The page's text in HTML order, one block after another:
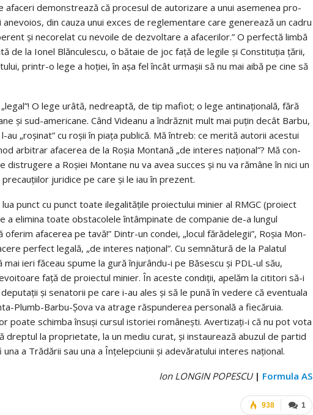
afaceri demonstrează că procesul de autorizare a unui asemenea pro­
din cauza unui exces de reglementare care gene­rează un cadru
şi necorelat cu nevoile de dezvoltare a afa­cerilor.” O perfectă limbă
de la Ionel Blănculescu, o bătaie de joc faţă de legile şi Constituţia ţării,
printr-o lege a hoţiei, în aşa fel încât urmaşii să nu mai aibă pe cine să
O lege urâtă, nedreaptă, de tip mafiot; o lege antinaţională, fără
şi sud-ame­ricane. Când Videanu a îndrăznit mult mai pu­ţin decât Barbu,
au „roşinat” cu roşii în piaţa publică. Mă întreb: ce merită autorii acestui
arbitrar afacerea de la Roşia Montană „de interes naţional”? Mă con­
a Roşiei Montane nu va avea succes şi nu va ră­mâne în nici un
juridice pe care şi le iau în pre­zent.
punct cu punct toate ilegalităţile proiectului mi­nier al RMGC (proiect
a elimina toate obstacolele întâmpi­nate de companie de-a lungul
oferim afacerea pe tavă!” Din­tr-un condei, „locul fărădelegii”, Roşia Mon­
per­fect legală, „de interes naţional”. Cu semnătură de la Palatul
ieri făceau spume la gură înjurându-i pe Bă­sescu şi PDL-ul său,
faţă de proiectul minier. În aceste condiţii, apelăm la cititori să-i
şi senatorii pe care i-au ales şi să le pună în vedere că even­tua­la
Plumb-Barbu-Şova va atrage răspunderea per­so­nală a fiecăruia.
poate schimba însuşi cursul istoriei româneşti. Avertizaţi-i că nu pot vota
dreptul la proprietate, la un mediu curat, şi instaurează abuzul de par­tid
a Tră­dării sau una a Înţelepciunii şi adevăratului in­teres naţional.
Ion LONGIN POPESCU | Formula AS
1
938